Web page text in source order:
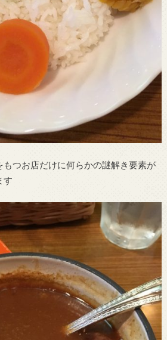
もつお店だけに何らかの謎解き要素が
す